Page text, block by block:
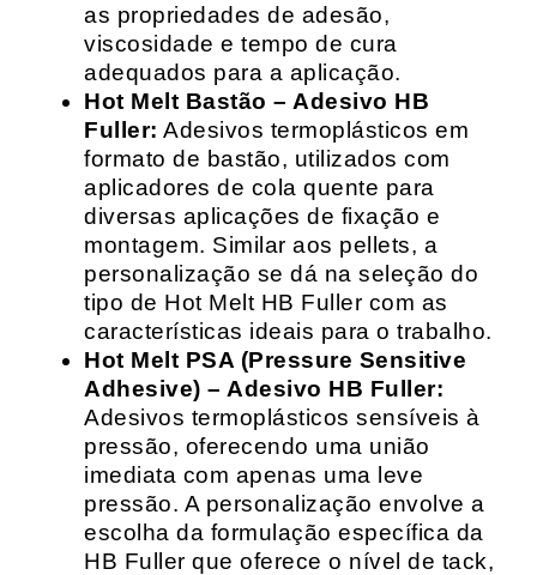
as propriedades de adesão,
viscosidade e tempo de cura
adequados para a aplicação.
Hot Melt Bastão – Adesivo HB
Fuller: Adesivos termoplásticos em
formato de bastão, utilizados com
aplicadores de cola quente para
diversas aplicações de fixação e
montagem. Similar aos pellets, a
personalização se dá na seleção do
tipo de Hot Melt HB Fuller com as
características ideais para o trabalho.
Hot Melt PSA (Pressure Sensitive
Adhesive) – Adesivo HB Fuller:
Adesivos termoplásticos sensíveis à
pressão, oferecendo uma união
imediata com apenas uma leve
pressão. A personalização envolve a
escolha da formulação específica da
HB Fuller que oferece o nível de tack,